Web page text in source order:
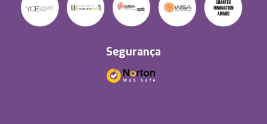
Segurança